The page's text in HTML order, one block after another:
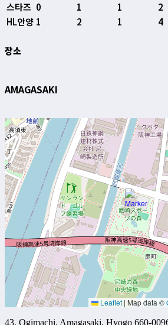
스타즈 0 1 1
2
HL안양 1 2 1 4
장소
AMAGASAKI
Leaflet | Map data ©
43, Ogimachi, Amagasaki, Hyogo 660-